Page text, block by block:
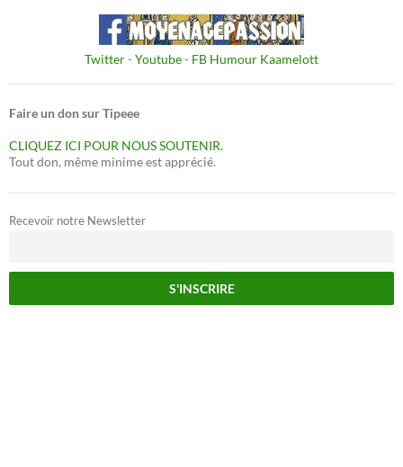
Twitter- Youtube- FB Humour Kaamelott
Faire un don sur Tipeee
CLIQUEZ ICI POUR NOUS SOUTENIR.
Tout don, même minime est apprécié.
Recevoir notre Newsletter